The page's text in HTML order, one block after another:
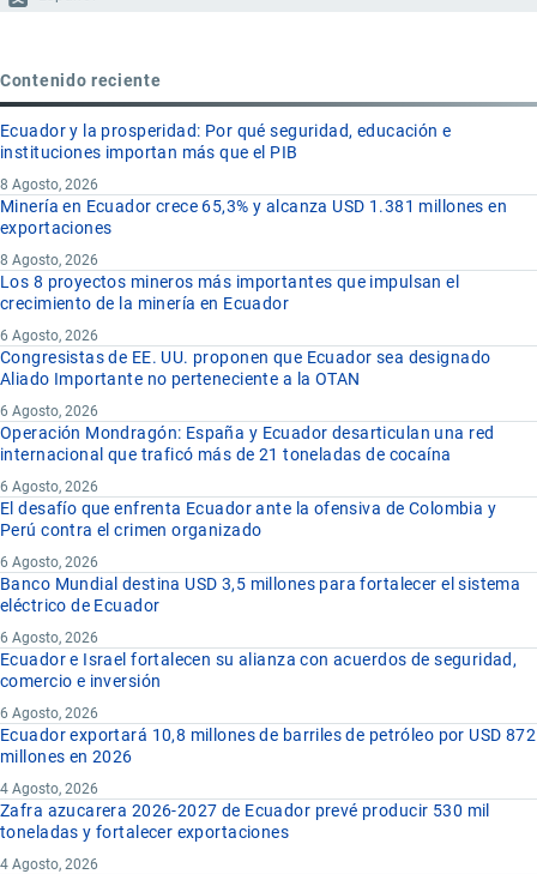
Contenido reciente
Ecuador y la prosperidad: Por qué seguridad, educación e
instituciones importan más que el PIB
8 Agosto, 2026
Minería en Ecuador crece 65,3% y alcanza USD 1.381 millones en
exportaciones
8 Agosto, 2026
Los 8 proyectos mineros más importantes que impulsan el
crecimiento de la minería en Ecuador
6 Agosto, 2026
Congresistas de EE. UU. proponen que Ecuador sea designado
Aliado Importante no perteneciente a la OTAN
6 Agosto, 2026
Operación Mondragón: España y Ecuador desarticulan una red
internacional que traficó más de 21 toneladas de cocaína
6 Agosto, 2026
El desafío que enfrenta Ecuador ante la ofensiva de Colombia y
Perú contra el crimen organizado
6 Agosto, 2026
Banco Mundial destina USD 3,5 millones para fortalecer el sistema
eléctrico de Ecuador
6 Agosto, 2026
Ecuador e Israel fortalecen su alianza con acuerdos de seguridad,
comercio e inversión
6 Agosto, 2026
Ecuador exportará 10,8 millones de barriles de petróleo por USD 872
millones en 2026
4 Agosto, 2026
Zafra azucarera 2026-2027 de Ecuador prevé producir 530 mil
toneladas y fortalecer exportaciones
4 Agosto, 2026